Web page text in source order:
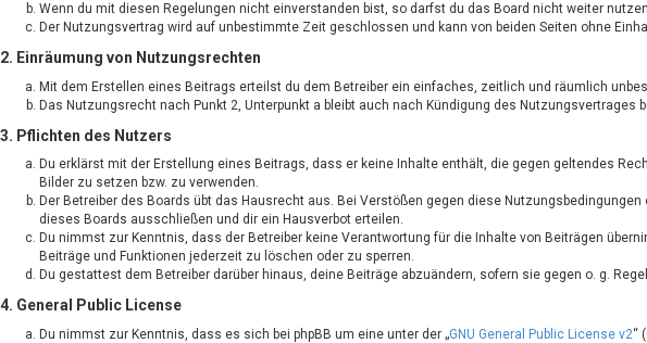
Wenn du mit diesen Regelungen nicht einverstanden bist, so darfst du das Board nicht weiter
Der Nutzungsvertrag wird auf unbestimmte Zeit geschlossen und kann von beiden Seiten ohne
2. Einräumung von Nutzungsrechten
Mit dem Erstellen eines Beitrags erteilst du dem Betreiber ein einfaches, zeitlich und räumlich
Das Nutzungsrecht nach Punkt 2, Unterpunkt a bleibt auch nach Kündigung des Nutzungsvertrages
3. Pflichten des Nutzers
Du erklärst mit der Erstellung eines Beitrags, dass er keine Inhalte enthält, die gegen geltendes
Bilder zu setzen bzw. zu verwenden.
Der Betreiber des Boards übt das Hausrecht aus. Bei Verstößen gegen diese
dieses Boards ausschließen und dir ein Hausverbot erteilen.
Du nimmst zur Kenntnis, dass der Betreiber keine Verantwortung für die Inhalte von Beiträgen
Beiträge und Funktionen jederzeit zu löschen oder zu sperren.
Du gestattest dem Betreiber darüber hinaus, deine Beiträge abzuändern, sofern sie gegen o. g.
4. General Public License
Du nimmst zur Kenntnis, dass es sich bei phpBB um eine unter der „GNU General Public License v2“